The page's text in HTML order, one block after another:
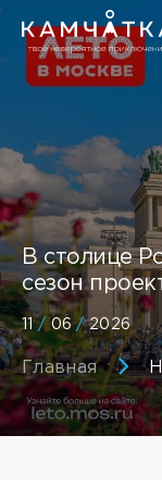
В столице
сезон
11/ 06/2026
Главная